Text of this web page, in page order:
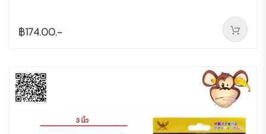
฿174.00.-